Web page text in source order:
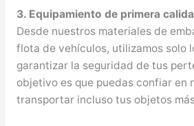
3. Equipamiento de primera
Desde nuestros materiales de
flota de vehículos, utilizamos solo
garantizar la seguridad de tus
objetivo es que puedas confiar en
transportar incluso tus objetos